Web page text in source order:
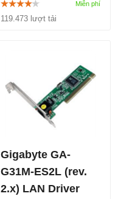
Driver cho các dòng
RTL8139/810x/8169/8110.
119.473 lượt tải
Gigabyte GA-
G31M-ES2L (rev.
2.x) LAN Driver